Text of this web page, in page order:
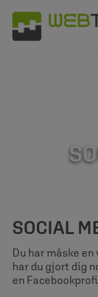
indholdet
SOCIAL
Du har måske
har du gjort dig
en